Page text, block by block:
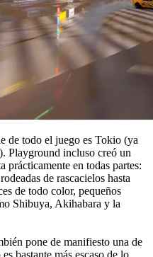
de todo el juego es Tokio (ya
Playground incluso creó un
prácticamente en todas partes:
de rascacielos hasta
de todo color, pequeños
Shibuya, Akihabara y la
pone de manifiesto una de
bastante más escaso de lo